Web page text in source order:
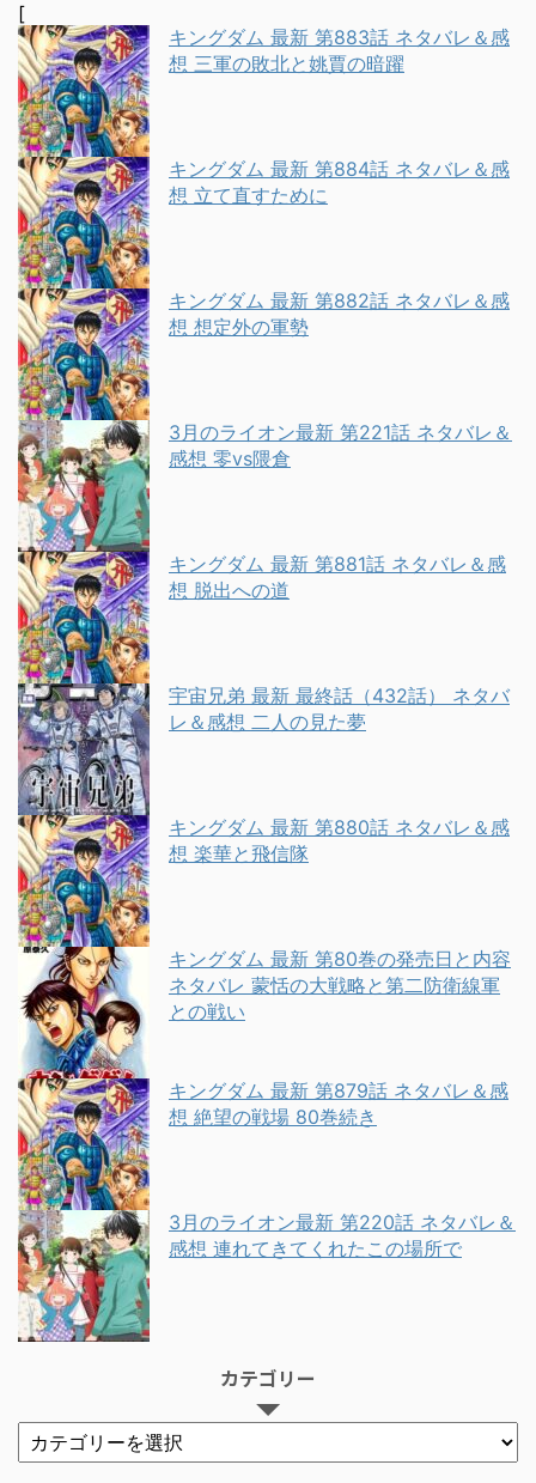
[
キングダム 最新 第883話 ネタバレ＆感
想 三軍の敗北と姚賈の暗躍
キングダム 最新 第884話 ネタバレ＆感
想 立て直すために
キングダム 最新 第882話 ネタバレ＆感
想 想定外の軍勢
3月のライオン最新 第221話 ネタバレ＆
感想 零vs隈倉
キングダム 最新 第881話 ネタバレ＆感
想 脱出への道
宇宙兄弟 最新 最終話（432話） ネタバ
レ＆感想 二人の見た夢
キングダム 最新 第880話 ネタバレ＆感
想 楽華と飛信隊
キングダム 最新 第80巻の発売日と内容
ネタバレ 蒙恬の大戦略と第二防衛線軍
との戦い
キングダム 最新 第879話 ネタバレ＆感
想 絶望の戦場 80巻続き
3月のライオン最新 第220話 ネタバレ＆
感想 連れてきてくれたこの場所で
カテゴリー